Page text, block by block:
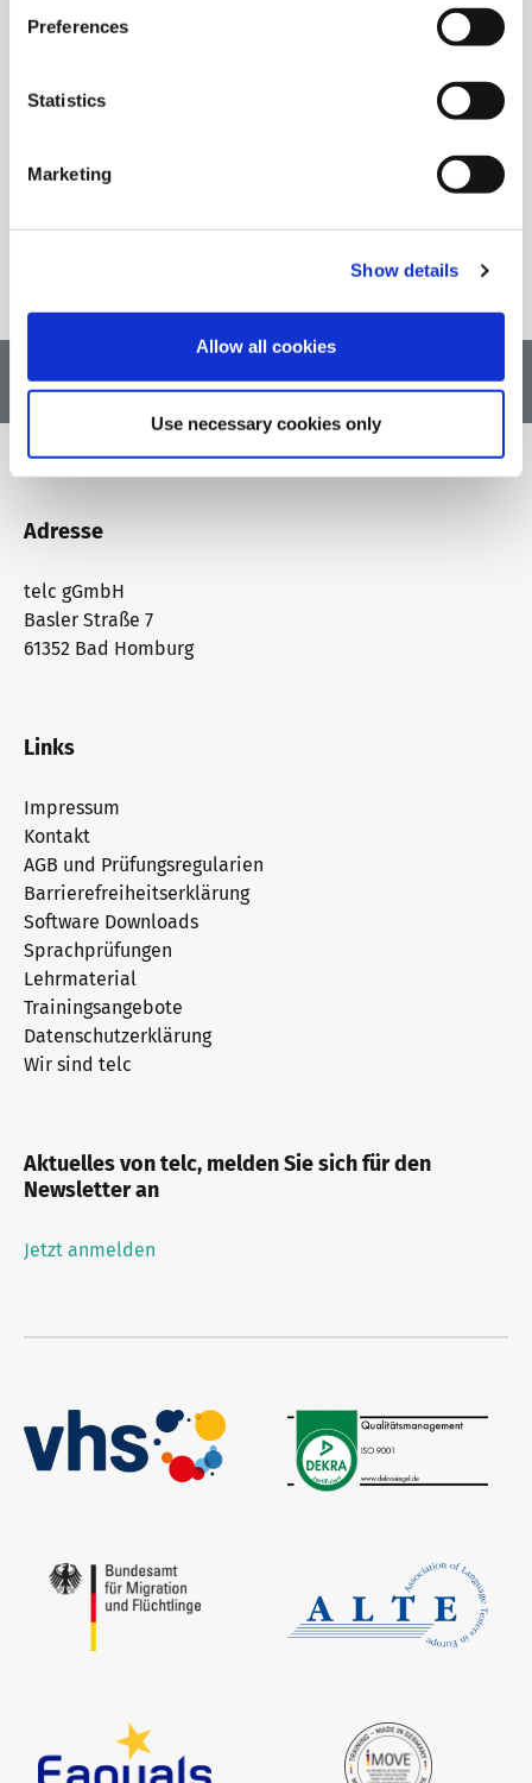
Preferences
Statistics
Marketing
Show details
Allow all cookies
Use necessary cookies only
Qualifikationsphasen
Trainingsformate
telc Campus
DaF/DaZ Blog
Konferenzräume in Bad Homburg
Italienisch
Adresse
telc gGmbH
Basler Straße 7
61352 Bad Homburg
Links
Impressum
Kontakt
AGB und Prüfungsregularien
Barrierefreiheitserklärung
Software Downloads
Sprachprüfungen
Lehrmaterial
Trainingsangebote
Datenschutzerklärung
Wir sind telc
Aktuelles von telc, melden Sie sich für den
Newsletter an
Jetzt anmelden